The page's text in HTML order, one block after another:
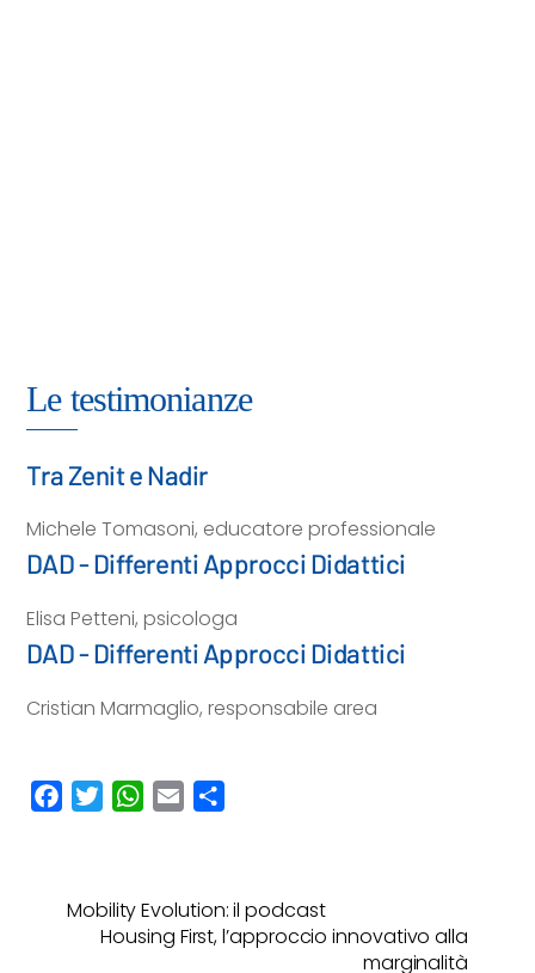
Le testimonianze
Tra Zenit e Nadir
Michele Tomasoni, educatore professionale
DAD - Differenti Approcci Didattici
Elisa Petteni, psicologa
DAD - Differenti Approcci Didattici
Cristian Marmaglio, responsabile area
b
t
e
W
s
A
l
i
v
Mobility Evolution: il podcast
Housing First, l’approccio innovativo alla
marginalità